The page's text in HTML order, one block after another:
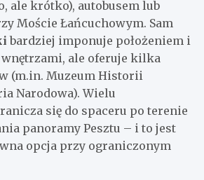
ale krótko), autobusem lub
Moście Łańcuchowym. Sam
bardziej imponuje położeniem i
ale oferuje kilka
(m.in. Muzeum Historii
Narodowa). Wielu
się do spaceru po terenie
panoramy Pesztu – i to jest
opcja przy ograniczonym